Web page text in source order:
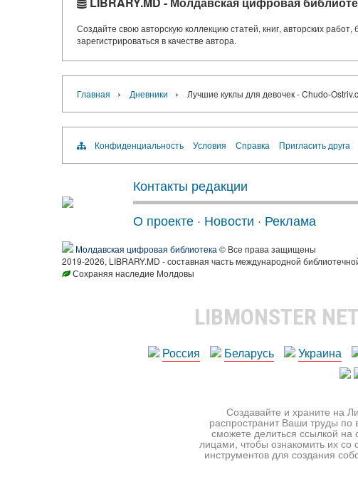
Создайте свою авторскую коллекцию статей, книг, авторских
зарегистрироваться в качестве автора.
Главная › Дневники › Лучшие куклы для девочек - Chudo-
Конфиденциальность Условия Справка Пригласить друга
Контакты редакции
О проекте · Новости · Реклама
Молдавская цифровая библиотека © Все права защищены
2019-2026, LIBRARY.MD - составная часть международной
Сохраняя наследие Молдовы
LIBMONSTER
Россия Беларусь Украина
Создавайте и храните на
распространит Ваши труды по
сможете делиться ссылкой
лицами, чтобы ознакомить их
инструментов для создания